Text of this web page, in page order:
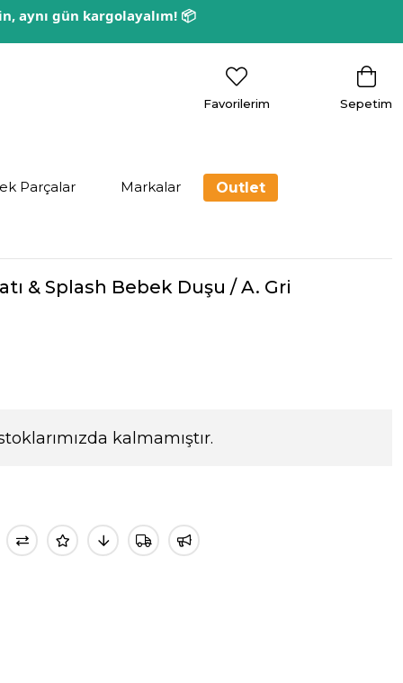
aynı gün kargolayalım! 📦
Sepetim
Favorilerim
Parçalar Markalar Outlet
& Splash Bebek Duşu / A. Gri
kalmamıştır.